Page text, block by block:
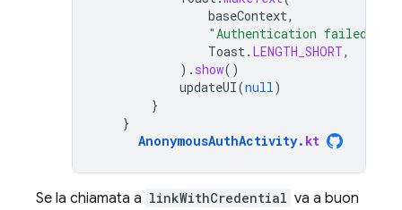
baseContext,
"Authentication failed."
Toast. LENGTH_SHORT,
). show()
updateUI(null)
}
}
AnonymousAuthActivity. kt
Se la chiamata a linkWithCredential va a buon